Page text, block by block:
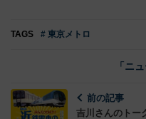
TAGS # 東京メトロ
「ニ
前の記事
吉川さんのトー